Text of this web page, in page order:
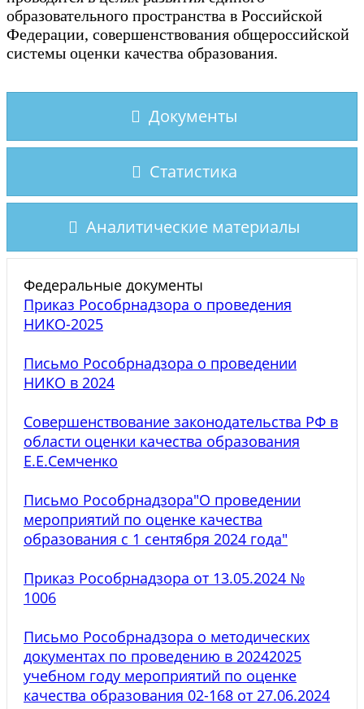
образовательного пространства в Российской
Федерации, совершенствования общероссийской
системы оценки качества образования.
Документы
Статистика
Аналитические материалы
Федеральные документы
Приказ Рособрнадзора о проведения
НИКО-2025
Письмо Рособрнадзора о проведении
НИКО в 2024
Совершенствование законодательства РФ в
области оценки качества образования
Е.Е.Семченко
Письмо Рособрнадзора"О проведении
мероприятий по оценке качества
образования с 1 сентября 2024 года"
Приказ Рособрнадзора от 13.05.2024 №
1006
Письмо Рособрнадзора о методических
документах по проведению в 20242025
учебном году мероприятий по оценке
качества образования 02-168 от 27.06.2024